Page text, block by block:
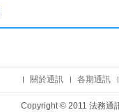
關於通訊 各期通訊
Copyright © 2011 法務